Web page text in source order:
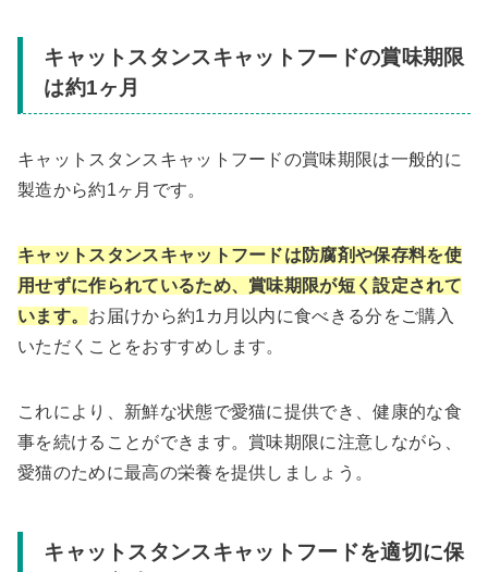
キャットスタンスキャットフードの賞味期限
は約1ヶ月
キャットスタンスキャットフードの賞味期限は一般的に
製造から約1ヶ月です。
キャットスタンスキャットフードは防腐剤や保存料を使
用せずに作られているため、賞味期限が短く設定されて
います。 お届けから約1カ月以内に食べきる分をご購入
いただくことをおすすめします。
これにより、新鮮な状態で愛猫に提供でき、健康的な食
事を続けることができます。賞味期限に注意しながら、
愛猫のために最高の栄養を提供しましょう。
キャットスタンスキャットフードを適切に保